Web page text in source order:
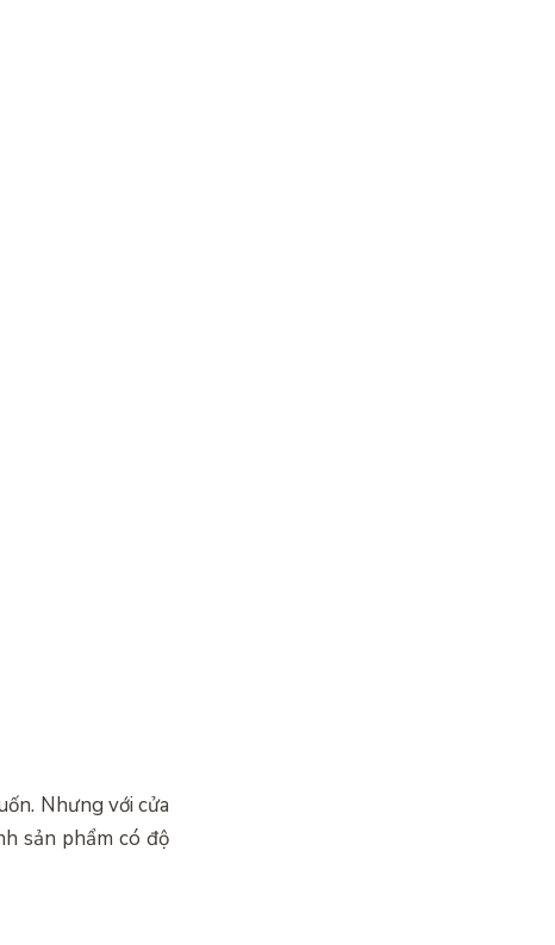
Nhưng với cửa
sản phẩm có độ